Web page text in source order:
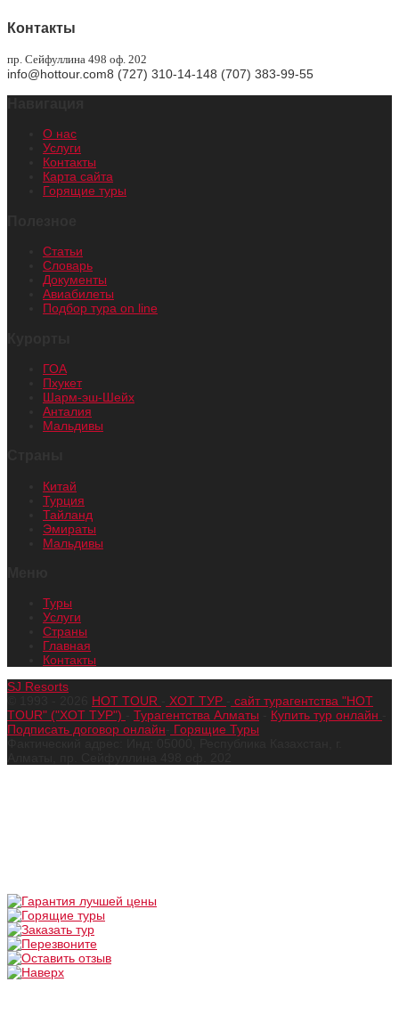
Контакты
пр. Сейфуллина 498 оф. 202
info@hottour.com8 (727) 310-14-148 (707) 383-99-55
О нас
Услуги
Контакты
Карта сайта
Горящие туры
Статьи
Словарь
Документы
Авиабилеты
Подбор тура on line
ГОА
Пхукет
Шарм-эш-Шейх
Анталия
Мальдивы
Китай
Турция
Тайланд
Эмираты
Мальдивы
Туры
Услуги
Страны
Главная
Контакты
SJ Resorts
HOT TOUR ХОТ ТУР
сайт турагентства "HOT
TOUR" ("ХОТ ТУР")
Турагентства Алматы Купить тур онлайн
Подписать договор онлайн
Горящие Туры